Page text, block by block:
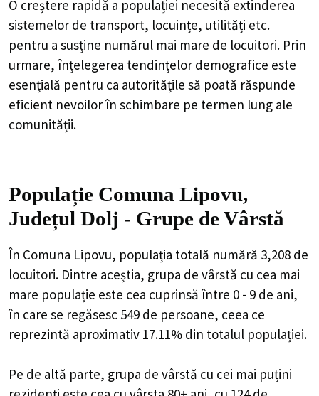
O creștere rapidă a populației necesită extinderea
sistemelor de transport, locuințe, utilități etc.
pentru a susține numărul mai mare de locuitori. Prin
urmare, înțelegerea tendințelor demografice este
esențială pentru ca autoritățile să poată răspunde
eficient nevoilor în schimbare pe termen lung ale
comunității.
Populație Comuna Lipovu,
Județul Dolj - Grupe de Vârstă
În Comuna Lipovu, populația totală numără 3,208 de
locuitori. Dintre aceștia, grupa de vârstă cu cea mai
mare populație este cea cuprinsă între 0 - 9 de ani,
în care se regăsesc 549 de persoane, ceea ce
reprezintă aproximativ 17.11% din totalul populației.
Pe de altă parte, grupa de vârstă cu cei mai puțini